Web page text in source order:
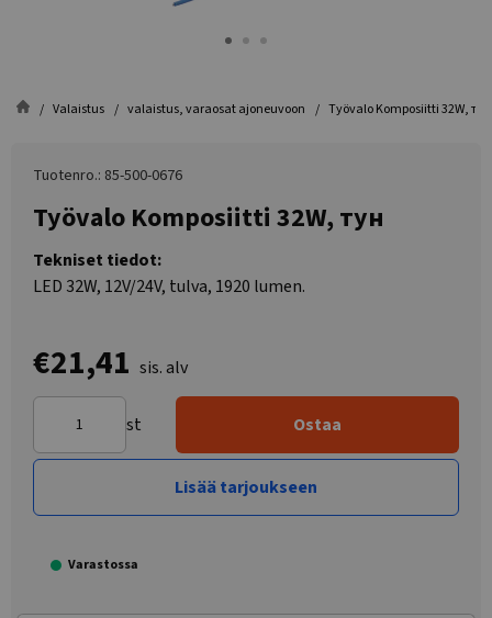
Valaistus valaistus, varaosat ajoneuvoon Työvalo Komposiitti 32W, тун
Tuotenro.: 85-500-0676
Työvalo Komposiitti 32W, тун
Tekniset tiedot:
LED 32W, 12V/24V, tulva, 1920 lumen.
€21,41 sis. alv
st Ostaa
Lisää tarjoukseen
Varastossa